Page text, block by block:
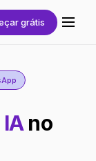
grátis
no